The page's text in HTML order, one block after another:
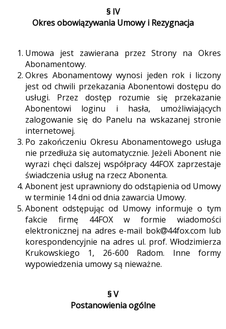
§ IV
Okres obowiązywania Umowy i Rezygnacja
Umowa jest zawierana przez Strony na Okres
Abonamentowy.
Okres Abonamentowy wynosi jeden rok i liczony
jest od chwili przekazania Abonentowi dostępu do
usługi. Przez dostęp rozumie się przekazanie
Abonentowi loginu i hasła, umożliwiających
zalogowanie się do Panelu na wskazanej stronie
internetowej.
Po zakończeniu Okresu Abonamentowego usługa
nie przedłuża się automatycznie. Jeżeli Abonent nie
wyrazi chęci dalszej współpracy 44FOX zaprzestaje
świadczenia usług na rzecz Abonenta.
Abonent jest uprawniony do odstąpienia od Umowy
w terminie 14 dni od dnia zawarcia Umowy.
Abonent odstępując od Umowy informuje o tym
fakcie firmę 44FOX w formie wiadomości
elektronicznej na adres e-mail bok
44fox.com lub
korespondencyjnie na adres ul. prof. Włodzimierza
Krukowskiego 1, 26-600 Radom. Inne formy
wypowiedzenia umowy są nieważne.
§ V
Postanowienia ogólne